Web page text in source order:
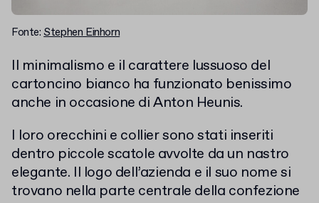
Fonte:Stephen Einhorn
Il minimalismo e il carattere lussuoso del
cartoncino bianco ha funzionato benissimo
anche in occasione di Anton Heunis.
I loro orecchini e collier sono stati inseriti
dentro piccole scatole avvolte da un nastro
elegante. Il logo dell’azienda e il suo nome si
trovano nella parte centrale della confezione